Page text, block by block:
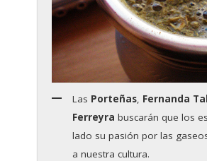
Las Porteñas, Fernanda
Ferreyra buscarán que los
lado su pasión por las
a nuestra cultura.